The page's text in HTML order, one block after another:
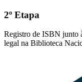
2º Etapa
Registro de ISBN junto
legal na Biblioteca